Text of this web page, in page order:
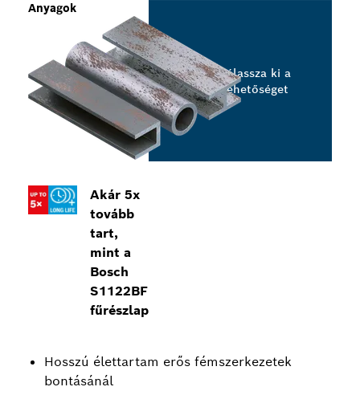
Akár 5x
tovább
tart,
mint a
Bosch
S1122BF
fűrészlap
Hosszú élettartam erős fémszerkezetek
bontásánál
Anyagok
Válassza ki a
lehetőséget